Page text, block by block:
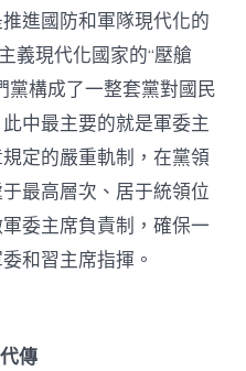
進國防和軍隊現代化的
義現代化國家的“壓艙
黨構成了一整套黨對國民
中最主要的就是軍委主
定的嚴重軌制，在黨領
最高層次、居于統領位
委主席負責制，確保一
和習主席指揮。
傳